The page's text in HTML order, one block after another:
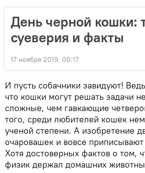
День черной кошки:
суеверия и факты
17 ноября 2019, 00:17
И пусть собачники завидуют!
что кошки могут решать задачи
сложные, чем гавкающие
того, среди любителей кошек
ученой степени. А изобретение
очаровашек и вовсе
Хотя достоверных фактов о том,
физик держал домашних